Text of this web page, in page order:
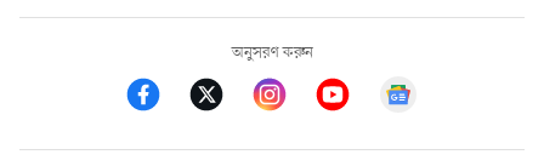
অনুসরণ করুন